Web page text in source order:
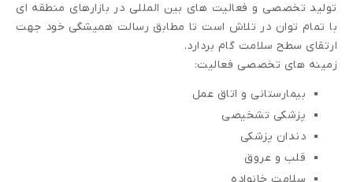
تولید تخصصی و فعالیت های بین المللی در بازارهای منطقه ای
با تمام توان در تلاش است تا مطابق رسالت همیشگی خود جهت
ارتقای سطح سلامت گام بردارد.
زمینه های تخصصی فعالیت:
بیمارستانی و اتاق عمل
پزشکی تشخیصی
دندان پزشکی
قلب و عروق